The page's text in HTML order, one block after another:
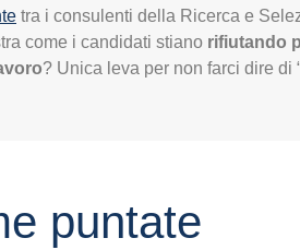
tra i consulenti della Ricerca e
come i candidati stiano rifiutando
? Unica leva per non farci dire di
puntate